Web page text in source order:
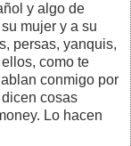
y algo de
mujer y a su
persas, yanquis,
como te
conmigo por
cosas
Lo hacen